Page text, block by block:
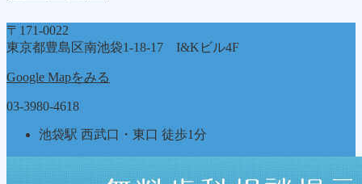
ゴ
リ
〒171-0022
東京都豊島区南池袋1-18-17 I&Kビル4F
Google Mapをみる
03-3980-4618
池袋駅 西武口・東口 徒歩1分